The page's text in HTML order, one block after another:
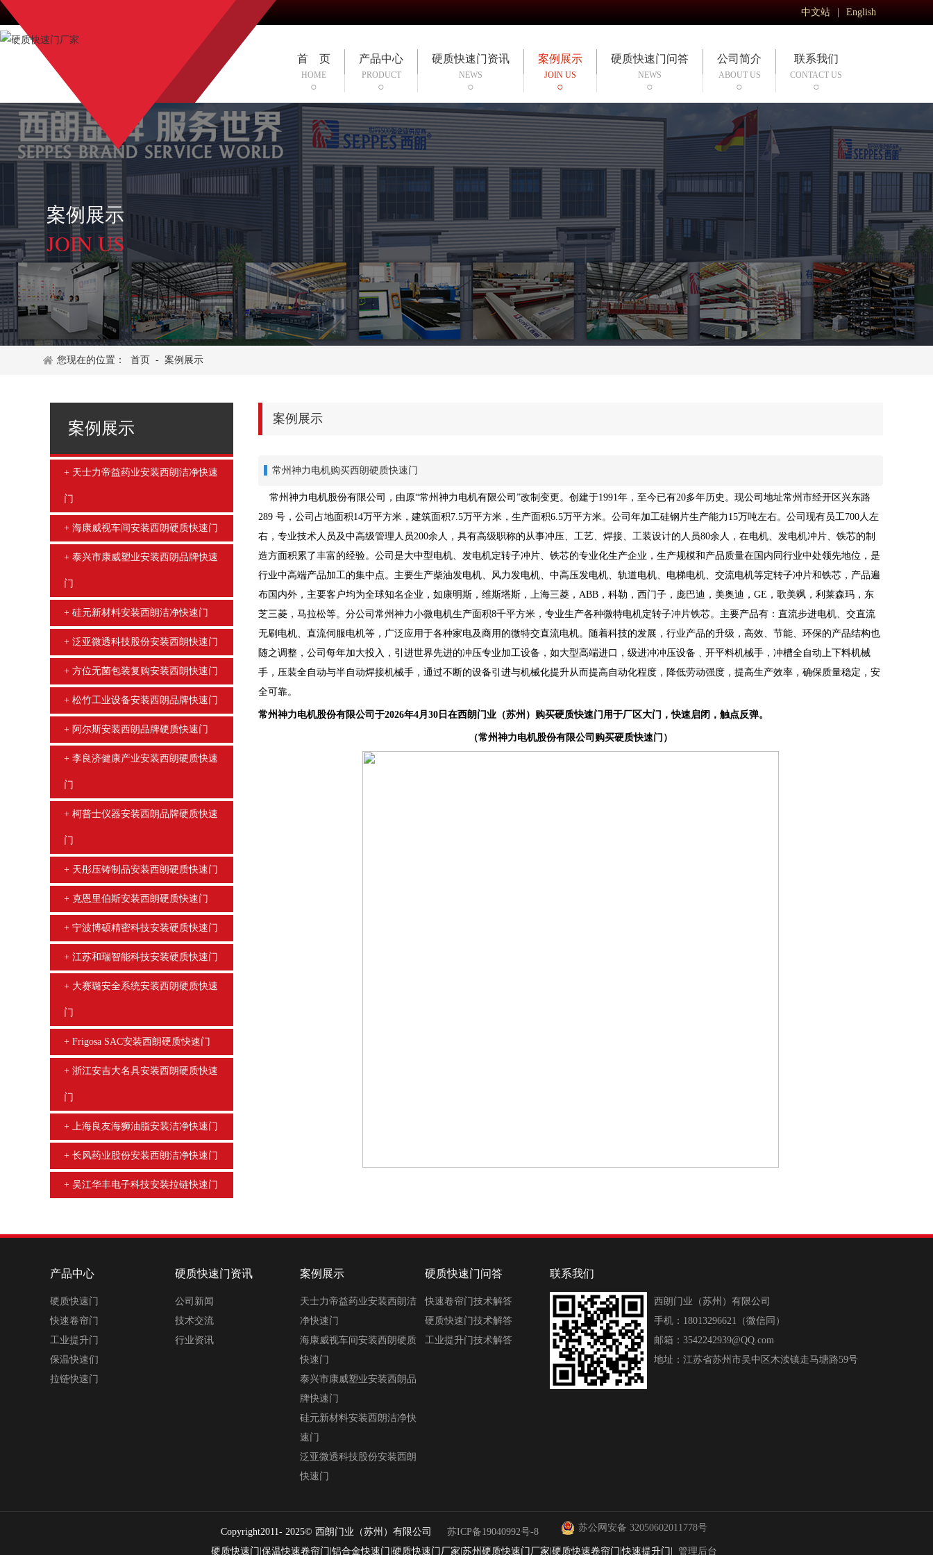
中文站 English
首 页
HOME
产品中心
PRODUCT
硬质快速门资讯
NEWS
案例展示
JOIN US
硬质快速门问答
NEWS
公司简介
ABOUT US
联系我们
CONTACT US
案例展示
JOIN US
您现在的位置： 首页 - 案例展示
案例展示
天士力帝益药业安装西朗洁净快速
门
海康威视车间安装西朗硬质快速门
泰兴市康威塑业安装西朗品牌快速
门
硅元新材料安装西朗洁净快速门
泛亚微透科技股份安装西朗快速门
方位无菌包装复购安装西朗快速门
松竹工业设备安装西朗品牌快速门
阿尔斯安装西朗品牌硬质快速门
李良济健康产业安装西朗硬质快速
门
柯普士仪器安装西朗品牌硬质快速
门
天彤压铸制品安装西朗硬质快速门
克恩里伯斯安装西朗硬质快速门
宁波博硕精密科技安装硬质快速门
江苏和瑞智能科技安装硬质快速门
大赛璐安全系统安装西朗硬质快速
门
Frigosa SAC安装西朗硬质快速门
浙江安吉大名具安装西朗硬质快速
门
上海良友海狮油脂安装洁净快速门
长风药业股份安装西朗洁净快速门
吴江华丰电子科技安装拉链快速门
案例展示
常州神力电机购买西朗硬质快速门
常州神力电机股份有限公司，由原“常州神力电机有限公司”改制变更。创建于1991年，至今已有20多年历史。现公司地址常州市经开区兴东路
289 号，公司占地面积14万平方米，建筑面积7.5万平方米，生产面积6.5万平方米。公司年加工硅钢片生产能力15万吨左右。公司现有员工700人左
右，专业技术人员及中高级管理人员200余人，具有高级职称的从事冲压、工艺、焊接、工装设计的人员80余人，在电机、发电机冲片、铁芯的制
造方面积累了丰富的经验。公司是大中型电机、发电机定转子冲片、铁芯的专业化生产企业，生产规模和产品质量在国内同行业中处领先地位，是
行业中高端产品加工的集中点。主要生产柴油发电机、风力发电机、中高压发电机、轨道电机、电梯电机、交流电机等定转子冲片和铁芯，产品遍
布国内外，主要客户均为全球知名企业，如康明斯，维斯塔斯，上海三菱，ABB，科勒，西门子，庞巴迪，美奥迪，GE，歌美飒，利莱森玛，东
芝三菱，马拉松等。分公司常州神力小微电机生产面积8千平方米，专业生产各种微特电机定转子冲片铁芯。主要产品有：直流步进电机、交直流
无刷电机、直流伺服电机等，广泛应用于各种家电及商用的微特交直流电机。随着科技的发展，行业产品的升级，高效、节能、环保的产品结构也
随之调整，公司每年加大投入，引进世界先进的冲压专业加工设备，如大型高端进口，级进冲冲压设备﹑开平料机械手，冲槽全自动上下料机械
手，压装全自动与半自动焊接机械手，通过不断的设备引进与机械化提升从而提高自动化程度，降低劳动强度，提高生产效率，确保质量稳定，安
全可靠。
常州神力电机股份有限公司于2026年4月30日在西朗门业（苏州）购买硬质快速门用于厂区大门，快速启闭，触点反弹。
（常州神力电机股份有限公司购买硬质快速门）
产品中心
硬质快速门
快速卷帘门
工业提升门
保温快速们
拉链快速门
硬质快速门资讯
公司新闻
技术交流
行业资讯
案例展示
天士力帝益药业安装西朗洁
净快速门
海康威视车间安装西朗硬质
快速门
泰兴市康威塑业安装西朗品
牌快速门
硅元新材料安装西朗洁净快
速门
泛亚微透科技股份安装西朗
快速门
硬质快速门问答
快速卷帘门技术解答
硬质快速门技术解答
工业提升门技术解答
联系我们
西朗门业（苏州）有限公司
手机：18013296621（微信同）
邮箱：3542242939@QQ.com
地址：江苏省苏州市吴中区木渎镇走马塘路59号
Copyright2011- 2025© 西朗门业（苏州）有限公司 苏ICP备19040992号-8 苏公网安备 32050602011778号
硬质快速门|保温快速卷帘门|铝合金快速门|硬质快速门厂家|苏州硬质快速门厂家|硬质快速卷帘门|快速提升门 管理后台